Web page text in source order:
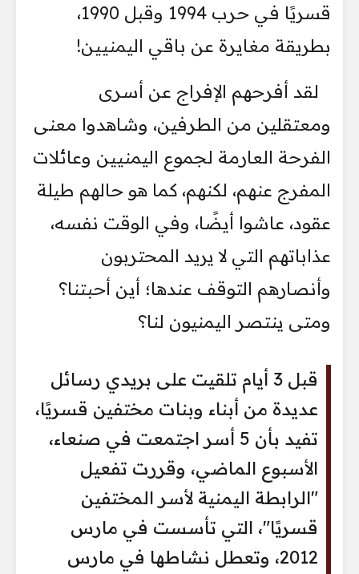
قسريًا في حرب 1994 وقبل 1990،
بطريقة مغايرة عن باقي اليمنيين!
لقد أفرحهم الإفراج عن أسرى
ومعتقلين من الطرفين، وشاهدوا معنى
الفرحة العارمة لجموع اليمنيين وعائلات
المفرج عنهم، لكنهم، كما هو حالهم طيلة
عقود، عاشوا أيضًا، وفي الوقت نفسه،
عذاباتهم التي لا يريد المحتربون
وأنصارهم التوقف عندها؛ أين أحبتنا؟
ومتى ينتصر اليمنيون لنا؟
قبل 3 أيام تلقيت على بريدي رسائل
عديدة من أبناء وبنات مختفين قسريًا،
تفيد بأن 5 أسر اجتمعت في صنعاء،
الأسبوع الماضي، وقررت تفعيل
"الرابطة اليمنية لأسر المختفين
قسريًا"، التي تأسست في مارس
2012، وتعطل نشاطها في مارس